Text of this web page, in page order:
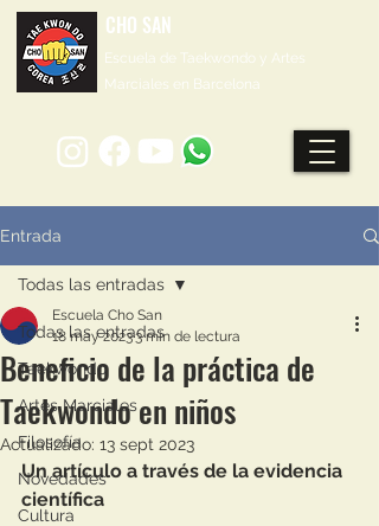
CHO SAN
Escuela de Taekwondo y Artes
Marciales en Barcelona
Entrada
Todas las entradas
Taekwondo
Artes Marciales
Filosofía
Novedades
Cultura
Todas las entradas
Beneficio de la práctica de
Taekwondo en niños
Escuela Cho San
18 may 20233 min de lectura
Actualizado: 13 sept 2023
Un artículo a través de la evidencia
científica